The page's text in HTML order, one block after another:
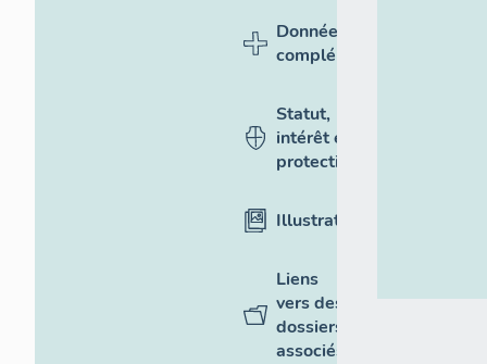
Données
complémentaires
Statut,
intérêt et
protection
Illustrations
Liens
vers des
dossiers
associés